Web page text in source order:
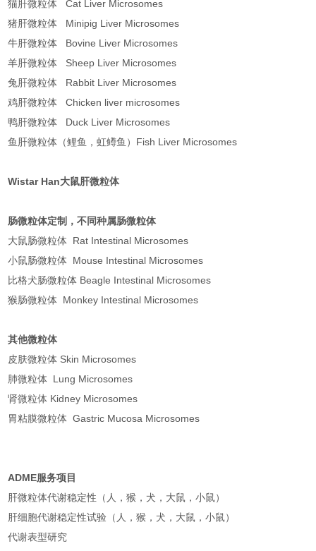
猫肝微粒体 Cat Liver Microsomes
猪肝微粒体 Minipig Liver Microsomes
牛肝微粒体 Bovine Liver Microsomes
羊肝微粒体 Sheep Liver Microsomes
兔肝微粒体 Rabbit Liver Microsomes
鸡肝微粒体 Chicken liver microsomes
鸭肝微粒体 Duck Liver Microsomes
鱼肝微粒体（鲤鱼，虹鳟鱼）Fish Liver Microsomes
Wistar Han大鼠肝微粒体
肠微粒体定制，不同种属肠微粒体
大鼠肠微粒体 Rat Intestinal Microsomes
小鼠肠微粒体 Mouse Intestinal Microsomes
比格犬肠微粒体 Beagle Intestinal Microsomes
猴肠微粒体 Monkey Intestinal Microsomes
其他微粒体
皮肤微粒体 Skin Microsomes
肺微粒体 Lung Microsomes
肾微粒体 Kidney Microsomes
胃粘膜微粒体 Gastric Mucosa Microsomes
ADME服务项目
肝微粒体代谢稳定性（人，猴，犬，大鼠，小鼠）
肝细胞代谢稳定性试验（人，猴，犬，大鼠，小鼠）
代谢表型研究